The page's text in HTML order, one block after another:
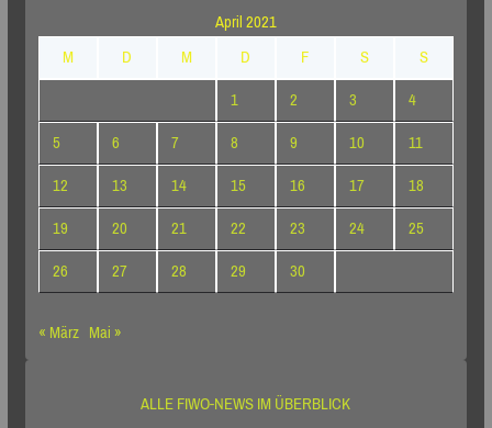
April 2021
M
D M D F S
S
1
2 3
4
5
6 7 8 9 10
11
12
13 14 15 16 17
18
19
20 21 22 23 24
25
26
27 28 29
30
« März Mai »
ALLE FIWO-NEWS IM ÜBERBLICK